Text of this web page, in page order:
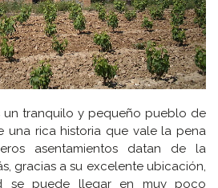
un tranquilo y pequeño pueblo de
una rica historia que vale la pena
asentamientos datan de la
gracias a su excelente ubicación,
se puede llegar en muy poco